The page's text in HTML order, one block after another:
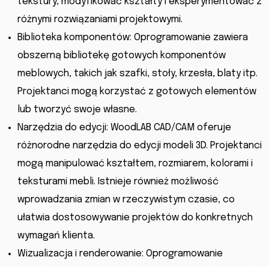
różnymi rozwiązaniami projektowymi.
Biblioteka komponentów: Oprogramowanie zawiera
obszerną bibliotekę gotowych komponentów
meblowych, takich jak szafki, stoły, krzesła, blaty itp.
Projektanci mogą korzystać z gotowych elementów
lub tworzyć swoje własne.
Narzędzia do edycji: WoodLAB CAD/CAM oferuje
różnorodne narzędzia do edycji modeli 3D. Projektanci
mogą manipulować kształtem, rozmiarem, kolorami i
teksturami mebli. Istnieje również możliwość
wprowadzania zmian w rzeczywistym czasie, co
ułatwia dostosowywanie projektów do konkretnych
wymagań klienta.
Wizualizacja i renderowanie: Oprogramowanie